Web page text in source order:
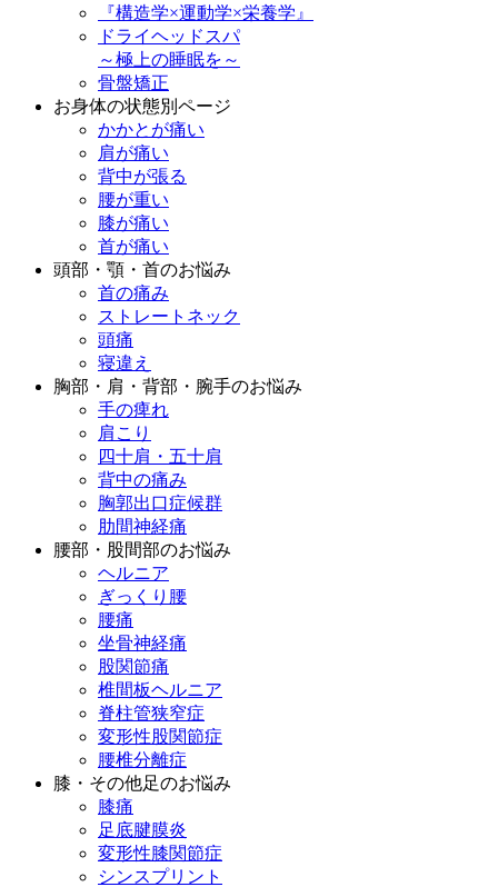
『構造学×運動学×栄養学』
ドライヘッドスパ
～極上の睡眠を～
骨盤矯正
お身体の状態別ページ
かかとが痛い
肩が痛い
背中が張る
腰が重い
膝が痛い
首が痛い
頭部・顎・首のお悩み
首の痛み
ストレートネック
頭痛
寝違え
胸部・肩・背部・腕手のお悩み
手の痺れ
肩こり
四十肩・五十肩
背中の痛み
胸郭出口症候群
肋間神経痛
腰部・股間部のお悩み
ヘルニア
ぎっくり腰
腰痛
坐骨神経痛
股関節痛
椎間板ヘルニア
脊柱管狭窄症
変形性股関節症
腰椎分離症
膝・その他足のお悩み
膝痛
足底腱膜炎
変形性膝関節症
シンスプリント